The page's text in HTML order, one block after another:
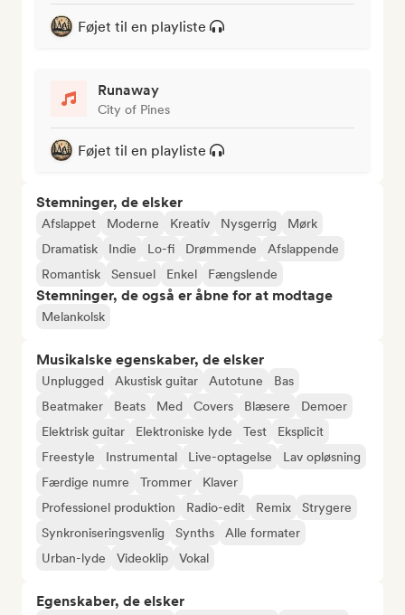
Føjet til en playliste
Runaway
City of Pines
Føjet til en playliste
Stemninger, de elsker
Afslappet Moderne Kreativ Nysgerrig
Mørk
Dramatisk
Indie Lo-fi Drømmende
Afslappende
Romantisk
Sensuel Enkel Fængslende
Stemninger, de også er åbne for at modtage
Melankolsk
Musikalske egenskaber, de elsker
Unplugged Akustisk guitar Autotune
Bas
Beatmaker
Beats Med Covers Blæsere
Demoer
Elektrisk guitar
Elektroniske lyde Test
Eksplicit
Freestyle
Instrumental Live-optagelse
Lav opløsning
Færdige numre
Trommer
Klaver
Professionel produktion
Radio-edit Remix
Strygere
Synkroniseringsvenlig
Synths
Alle formater
Urban-lyde
Videoklip Vokal
Egenskaber, de elsker